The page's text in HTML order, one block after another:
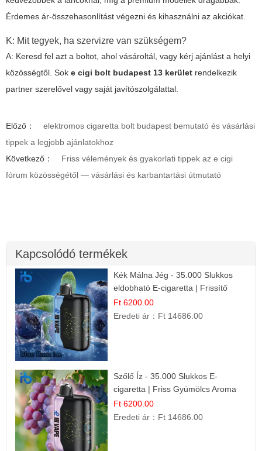
Érdemes ár-összehasonlítást végezni és kihasználni az akciókat.
K: Mit tegyek, ha szervizre van szükségem?
A: Keresd fel azt a boltot, ahol vásároltál, vagy kérj ajánlást a helyi
közösségtől. Sok e cigi bolt budapest 13 kerület rendelkezik
partner szerelővel vagy saját javítószolgálattal.
Előző：
elektromos cigaretta bolt budapest bemutató és vásárlási
tippek a legjobb ajánlatokhoz
Következő：
Friss vélemények és gyakorlati tippek az e cigi
fórum közösségétől — vásárlási és karbantartási útmutató
Kapcsolódó termékek
Kék Málna Jég - 35.000 Slukkos
eldobható E-cigaretta | Frissítő
Ízélmény
Ft 6200.00
Eredeti ár： Ft 14686.00
Szőlő Íz - 35.000 Slukkos E-
cigaretta | Friss Gyümölcs Aroma
Ft 6200.00
Eredeti ár： Ft 14686.00